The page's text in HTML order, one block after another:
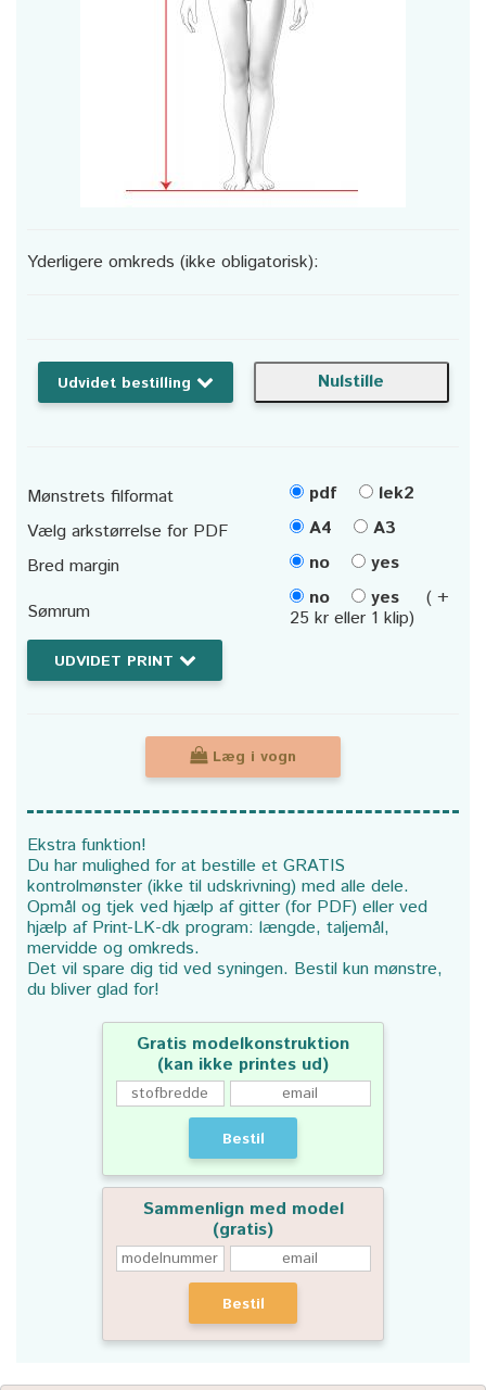
Yderligere omkreds (ikke obligatorisk):
Udvidet bestilling
Mønstrets filformat pdf
lek2
Vælg arkstørrelse for PDF
A4
A3
Bred margin
no
yes
Sømrum
no yes
( +
25 kr eller 1 klip)
UDVIDET PRINT
Læg i vogn
Ekstra funktion!
Du har mulighed for at bestille et GRATIS
kontrolmønster (ikke til udskrivning) med alle dele.
Opmål og tjek ved hjælp af gitter (for PDF) eller ved
hjælp af Print-LK-dk program: længde, taljemål,
mervidde og omkreds.
Det vil spare dig tid ved syningen. Bestil kun mønstre,
du bliver glad for!
Gratis modelkonstruktion
(kan ikke printes ud)
Bestil
Sammenlign med model
(gratis)
Bestil